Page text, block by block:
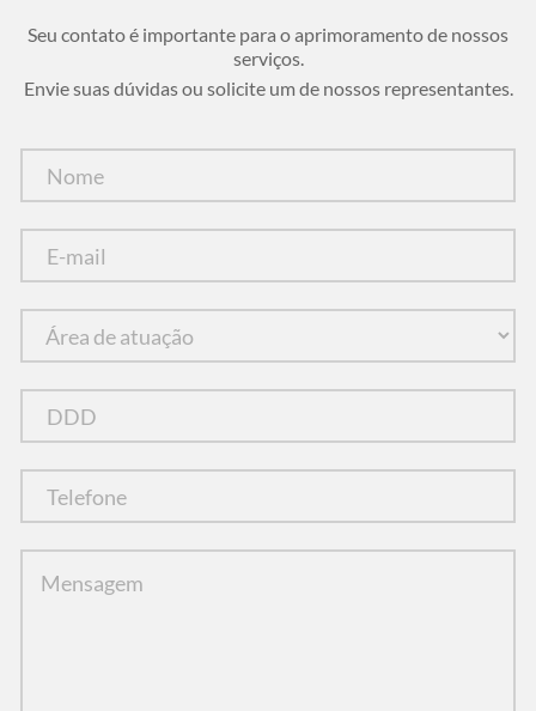
Seu contato é importante para o aprimoramento de nossos
serviços.
Envie suas dúvidas ou solicite um de nossos representantes.